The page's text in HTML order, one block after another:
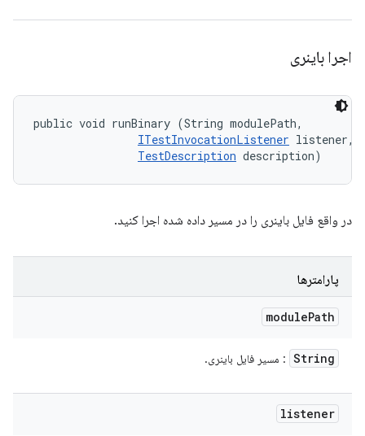
اجرا باینری
public void runBinary (String modulePath,
ITestInvocationListener listener,
TestDescription description)
در واقع فایل باینری را در مسیر داده شده اجرا کنید.
پارامترها
modulePath
String : مسیر فایل باینری.
listener